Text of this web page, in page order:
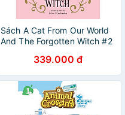
Sách A Cat From Our World
And The Forgotten Witch #2
339.000 đ